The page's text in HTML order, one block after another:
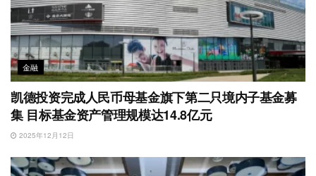
金融
凯德投资完成人民币母基金旗下第二只境内子基金募
集 目标基金资产管理规模达14.8亿元
2025年12月12日